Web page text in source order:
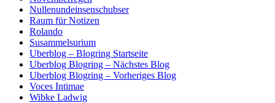
Nullenundeinsenschubser
Raum für Notizen
Rolando
Susammelsurium
Uberblog – Blogring Startseite
Uberblog Blogring – Nächstes Blog
Uberblog Blogring – Vorheriges Blog
Voces Intimae
Wibke Ladwig